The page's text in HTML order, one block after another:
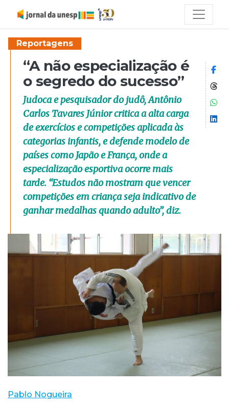
Reportagens
“A não especialização é
o segredo do sucesso”
Judoca e pesquisador do judô, Antônio
Carlos Tavares Júnior critica a alta carga
de exercícios e competições aplicada às
categorias infantis, e defende modelo de
países como Japão e França, onde a
especialização esportiva ocorre mais
tarde. “Estudos não mostram que vencer
competições em criança seja indicativo de
ganhar medalhas quando adulto”, diz.
Pablo Nogueira